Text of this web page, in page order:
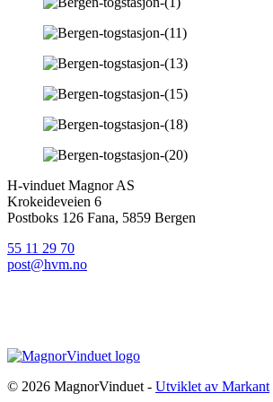
H-vinduet Magnor AS
Krokeideveien 6
Postboks 126 Fana, 5859 Bergen
55 11 29 70
post@hvm.no
© 2026 MagnorVinduet - Utviklet av Markant